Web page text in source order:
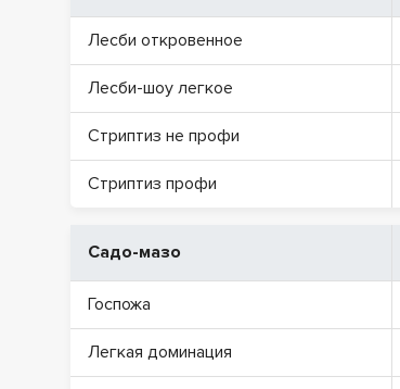
Лесби откровенное
Лесби-шоу легкое
Стриптиз не профи
Стриптиз профи
Садо-мазо
Госпожа
Легкая доминация